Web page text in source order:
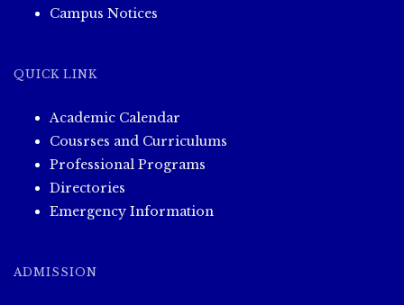
Campus Notices
QUICK LINK
Academic Calendar
Cousrses and Curriculums
Professional Programs
Directories
Emergency Information
ADMISSION